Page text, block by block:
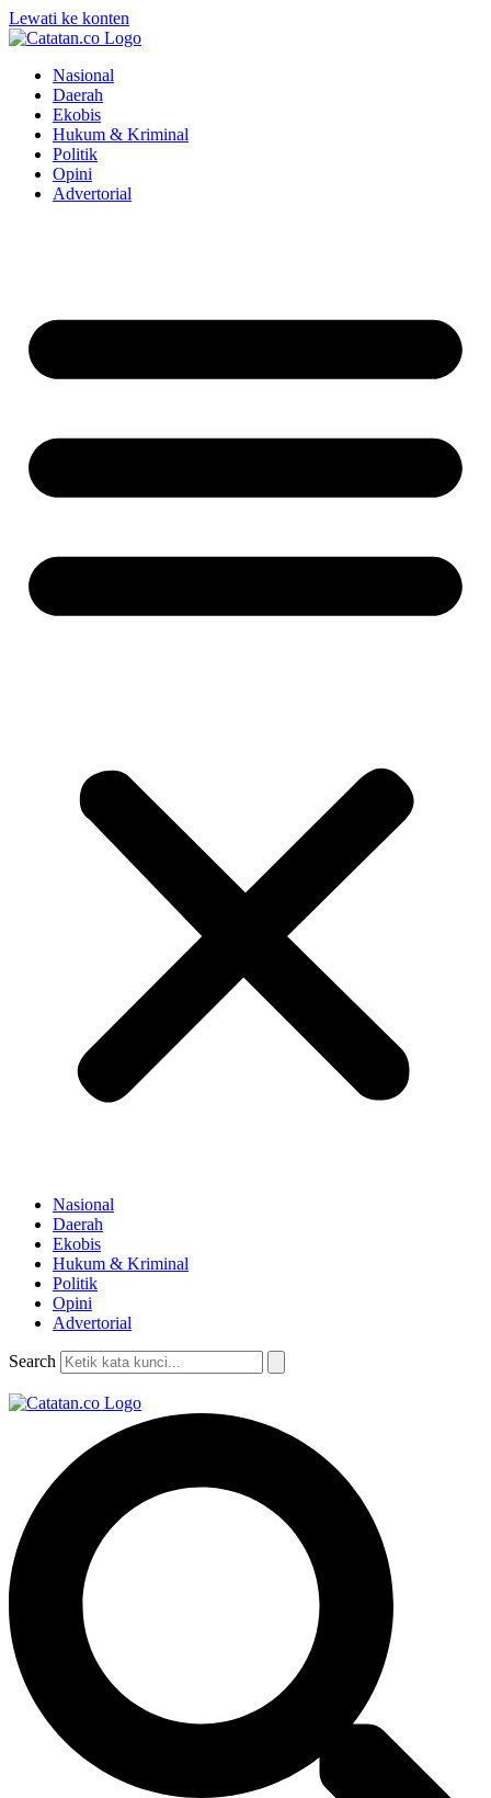
Lewati ke konten
Nasional
Daerah
Ekobis
Hukum & Kriminal
Politik
Opini
Advertorial
Nasional
Daerah
Ekobis
Hukum & Kriminal
Politik
Opini
Advertorial
Search